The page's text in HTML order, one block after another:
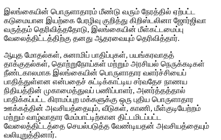
இலங்கையின் பொருளாதாரம் மீண்டு வரும் நேரத்தில் ஏற்பட்ட
கடுமையான இயற்கை பேரழிவு குறித்து கிறிஸ்டலினா ஜோர்ஜிவா
வருத்தம் தெரிவித்ததோடு, இலங்கையின் மீள்கட்டமைப்பு
வேலைத்திட்டத்திற்கு தனது ஆதரவையும் தெரிவித்தார்.
ஆயுத மோதல்கள், சுனாமிப் பாதிப்புகள், பயங்கரவாதத்
தாக்குதல்கள், தொற்றுநோய்கள் மற்றும் அரசியல் நெருக்கடிகள்
நீண்டகாலமாக இலங்கையின் பொருளாதார வளர்ச்சியைப்
பாதித்துள்ளன என்பதைச் சுட்டிக்காட்டிய சர்வதேச நாணய
நிதியத்தின் முகாமைத்துவப் பணிப்பாளர், அனர்த்தத்தால்
பாதிக்கப்பட்ட கிராமப்புற மக்களுக்கு ஒரு புதிய பொருளாதார
ஊக்கத்தின் அவசியத்தையும், வீடுகள், காணி, மீள்குடியேற்றம்
மற்றும் வாழ்வாதார மேம்பாட்டிற்கான திட்டமிடப்பட்ட
வேலைத்திட்டத்தை செயல்படுத்த வேண்டியதன் அவசியத்தையும்
வலியுறுத்தினார்.